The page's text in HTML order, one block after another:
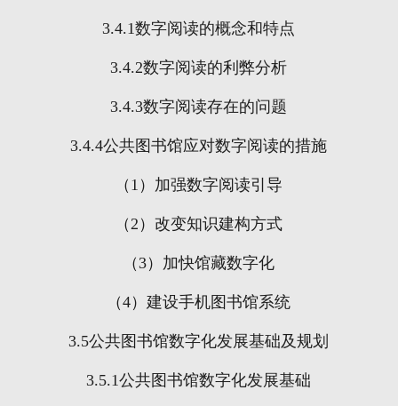
3.4.1数字阅读的概念和特点
3.4.2数字阅读的利弊分析
3.4.3数字阅读存在的问题
3.4.4公共图书馆应对数字阅读的措施
（ 1 ）加强数字阅读引导
（2 ）改变知识建构方式
（3）加快馆藏数字化
（4）建设手机图书馆系统
3.5公共图书馆数字化发展基础及规划
3.5.1公共图书馆数字化发展基础